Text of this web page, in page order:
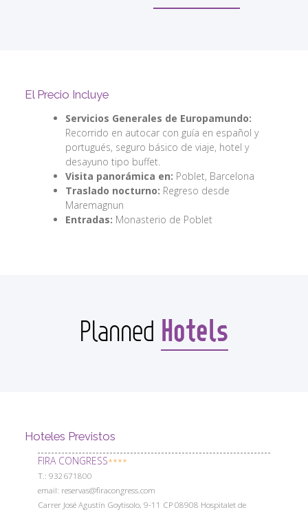
El Precio Incluye
Servicios Generales de Europamundo:
Recorrido en autocar con guía en español y
portugués, seguro básico de viaje, hotel y
desayuno tipo buffet.
Visita panorámica en: Poblet, Barcelona
Traslado nocturno: Regreso desde
Maremagnun
Entradas: Monasterio de Poblet
Planned Hotels
Hoteles Previstos
FIRA CONGRESS****
Т.: 932671800
email: reservas@firacongress.com
Carrer José Agustín Goytisolo, 9-11 CP 08908 Hospitalet de